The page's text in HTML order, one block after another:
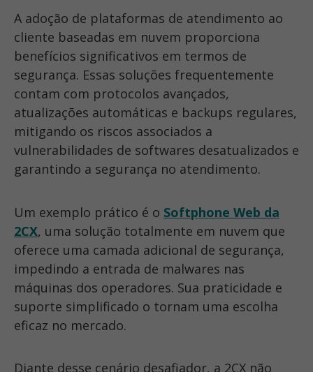
A adoção de plataformas de atendimento ao
cliente baseadas em nuvem proporciona
benefícios significativos em termos de
segurança. Essas soluções frequentemente
contam com protocolos avançados,
atualizações automáticas e backups regulares,
mitigando os riscos associados a
vulnerabilidades de softwares desatualizados e
garantindo a segurança no atendimento.
Um exemplo prático é o Softphone Web da
2CX, uma solução totalmente em nuvem que
oferece uma camada adicional de segurança,
impedindo a entrada de malwares nas
máquinas dos operadores. Sua praticidade e
suporte simplificado o tornam uma escolha
eficaz no mercado.
Diante desse cenário desafiador, a 2CX não